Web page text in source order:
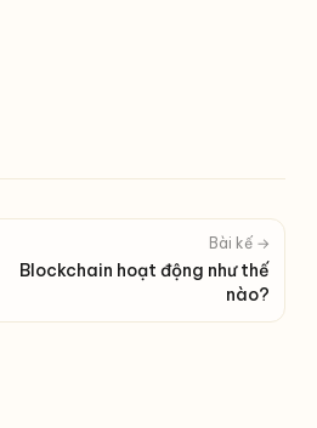
Bài kế →
Blockchain hoạt động như thế
nào?